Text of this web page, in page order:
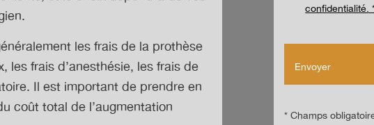
les frais de la prothèse
les frais d’anesthésie, les frais de
Il est important de prendre en
coût total de l’augmentation
confidentialité.
* Champs